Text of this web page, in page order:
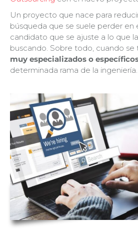
Un proyecto que nace para
búsqueda que se suele perder en
candidato que se ajuste a lo que
buscando. Sobre todo, cuando se
muy especializados o
determinada rama de la ingeniería.